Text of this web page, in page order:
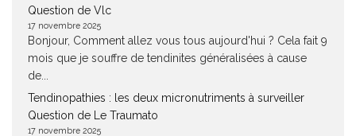
Question de Vlc
17 novembre 2025
Bonjour, Comment allez vous tous aujourd'hui ? Cela fait 9
mois que je souffre de tendinites généralisées à cause
de...
Tendinopathies : les deux micronutriments à surveiller
Question de Le Traumato
17 novembre 2025